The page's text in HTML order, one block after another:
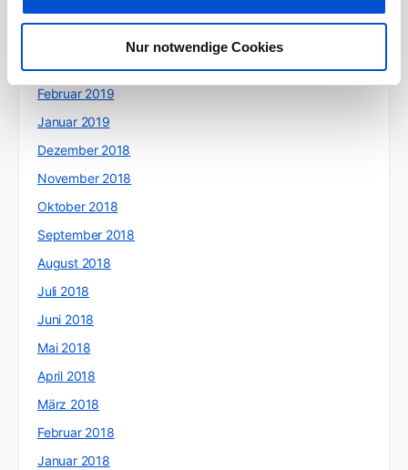
Nur notwendige Cookies
Februar 2019
Januar 2019
Dezember 2018
November 2018
Oktober 2018
September 2018
August 2018
Juli 2018
Juni 2018
Mai 2018
April 2018
März 2018
Februar 2018
Januar 2018